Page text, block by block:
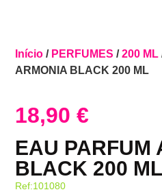
Início / PERFUMES /200 ML
ARMONIA BLACK 200 ML
18,90€
EAU PARFUM
BLACK 200 ML
Ref:101080